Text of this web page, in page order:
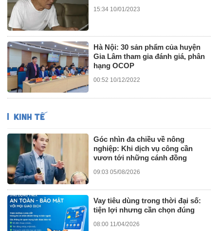
15:34 10/01/2023
Hà Nội: 30 sản phẩm của huyện
Gia Lâm tham gia đánh giá, phân
hạng OCOP
00:52 10/12/2022
KINH TẾ
Góc nhìn đa chiều về nông
nghiệp: Khi dịch vụ công cần
vươn tới những cánh đồng
09:03 05/08/2026
Vay tiêu dùng trong thời đại số:
tiện lợi nhưng cần chọn đúng
08:00 11/04/2026